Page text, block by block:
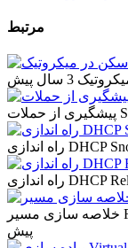
مرتبط
3 سال پیش
پیش